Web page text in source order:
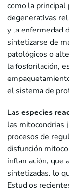
como la principal
degenerativas
y la enfermedad
sintetizarse de
patológicos o
la fosforilación,
el sistema de
Las especies
las mitocondrias
procesos de
disfunción
inflamación, que
sintetizadas, lo
Estudios